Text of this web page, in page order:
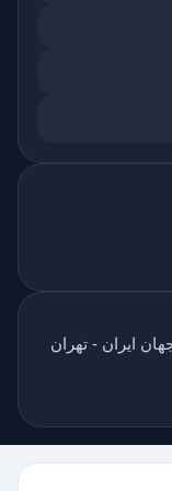
ایران - تهران